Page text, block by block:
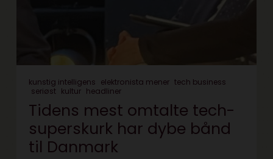
kunstig intelligens elektronista mener tech business
seriøst kultur headliner
Tidens mest omtalte tech-
superskurk har dybe bånd
til Danmark